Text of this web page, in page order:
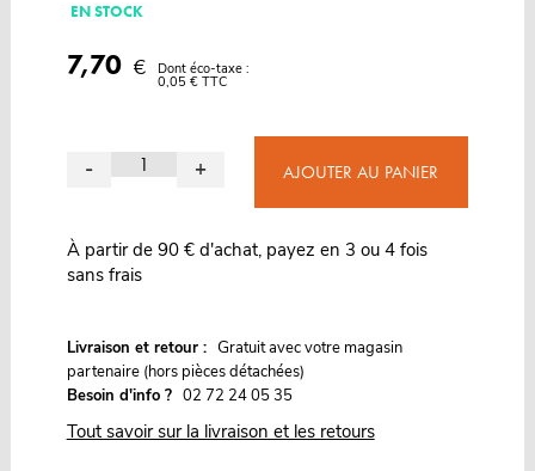
EN STOCK
7,70 € Dont éco-taxe :
0,05 € TTC
- + AJOUTER AU PANIER
À partir de 90 € d'achat, payez en 3 ou 4 fois
sans frais
Livraison et retour : Gratuit avec votre magasin
partenaire (hors pièces détachées)
Besoin d'info ? 02 72 24 05 35
Tout savoir sur la livraison et les retours